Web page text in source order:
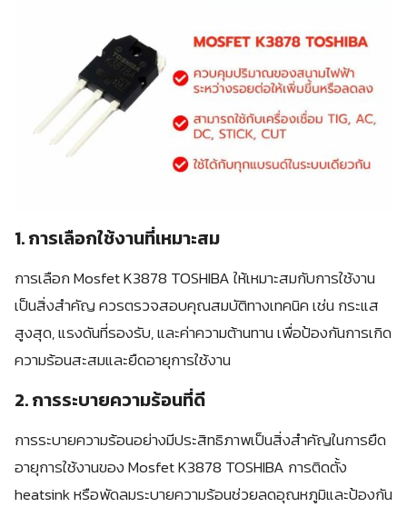
1. การเลือกใช้งานที่เหมาะสม
การเลือก Mosfet K3878 TOSHIBA ให้เหมาะสมกับการใช้งาน
เป็นสิ่งสำคัญ ควรตรวจสอบคุณสมบัติทางเทคนิค เช่น กระแส
สูงสุด, แรงดันที่รองรับ, และค่าความต้านทาน เพื่อป้องกันการเกิด
ความร้อนสะสมและยืดอายุการใช้งาน
2. การระบายความร้อนที่ดี
การระบายความร้อนอย่างมีประสิทธิภาพเป็นสิ่งสำคัญในการยืด
อายุการใช้งานของ Mosfet K3878 TOSHIBA การติดตั้ง
heatsink หรือพัดลมระบายความร้อนช่วยลดอุณหภูมิและป้องกัน